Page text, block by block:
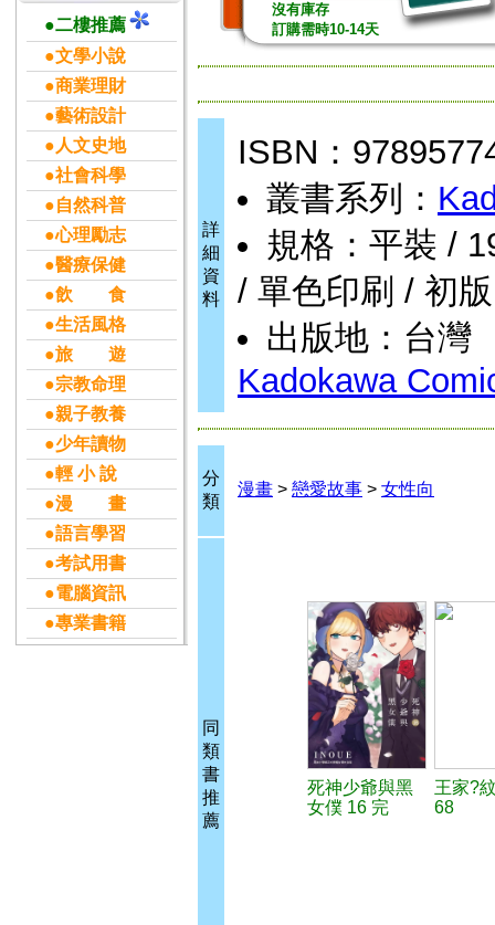
●二樓推薦
●文學小說
●商業理財
●藝術設計
●人文史地
●社會科學
●自然科普
●心理勵志
●醫療保健
●飲 食
●生活風格
●旅 遊
●宗教命理
●親子教養
●少年讀物
●輕 小 說
●漫 畫
●語言學習
●考試用書
●電腦資訊
●專業書籍
沒有庫存
訂購需時10-14天
詳
細
資
料
ISBN：
叢書系列：
規格：平裝 /
/ 單色印刷 / 初版
出版地：台灣
Kadokawa
分
類
漫畫 > 戀愛故事 > 女性向
同
類
書
推
薦
死神少爺與黑
女僕 16 完
王家?
68